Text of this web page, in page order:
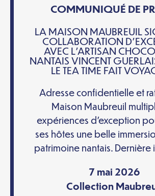
COMMUNIQUÉ DE
LA MAISON MAUBREUIL
COLLABORATION
AVEC L’ARTISAN
NANTAIS VINCENT
LE TEA TIME FAIT
Adresse confidentielle et
Maison Maubreuil
expériences d’exception
ses hôtes une belle
patrimoine nantais. Dernière
7 mai 2026
Collection